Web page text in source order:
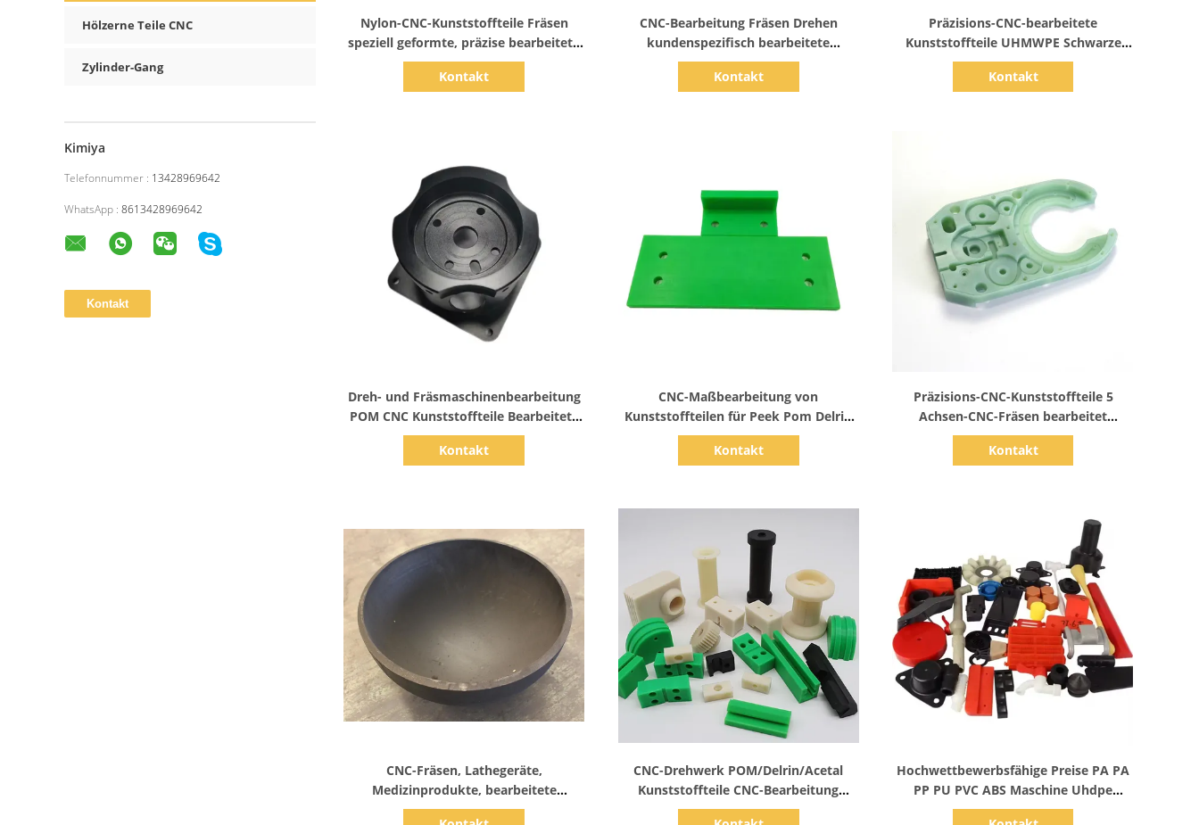
Hölzerne Teile CNC
Zylinder-Gang
Kimiya
Telefonnummer : 13428969642
WhatsApp : 8613428969642
Nylon-CNC-Kunststoffteile Fräsen
speziell geformte, präzise bearbeitete
Kunststoffteile
Kontakt
CNC-Bearbeitung Fräsen Drehen
kundenspezifisch bearbeitete
Kunststoffteile Acryl PVC POM-
Verarbeitung Service
Kontakt
Präzisions-CNC-bearbeitete
Kunststoffteile UHMWPE Schwarze
Kunststoffbearbeitung OEM
Kontakt
Dreh- und Fräsmaschinenbearbeitung
POM CNC Kunststoffteile Bearbeitete
Kunststoffkomponenten
Kontakt
CNC-Maßbearbeitung von
Kunststoffteilen für Peek Pom Delrin
Nylon
Kontakt
Präzisions-CNC-Kunststoffteile 5
Achsen-CNC-Fräsen bearbeitet
Kunststoffteile
Kontakt
CNC-Fräsen, Lathegeräte,
Medizinprodukte, bearbeitete
Kunststoffteile
CNC-Drehwerk POM/Delrin/Acetal
Kunststoffteile CNC-Bearbeitung
Kunststoff-Ersatzteile
Hochwettbewerbsfähige Preise PA PA
PP PU PVC ABS Maschine Uhdpe
Uhmwpe Pom Nylon Kunststoff